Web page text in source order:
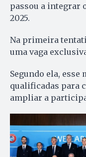
passou a integrar
2025.
Na primeira
uma vaga
Segundo ela,
qualificadas para
ampliar a